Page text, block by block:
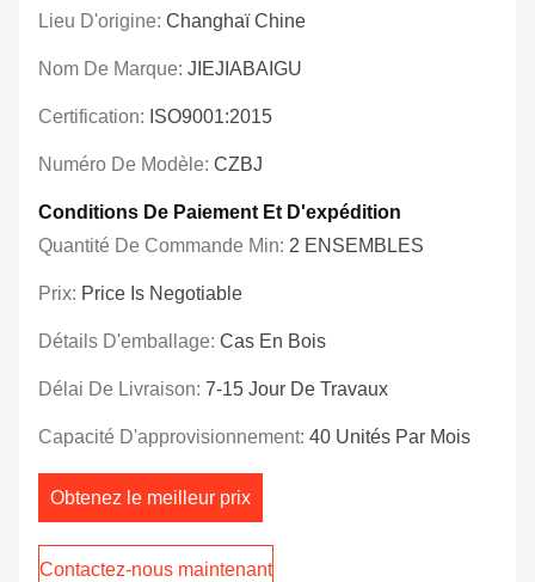
Lieu D'origine: Changhaï Chine
Nom De Marque: JIEJIABAIGU
Certification: ISO9001:2015
Numéro De Modèle: CZBJ
Conditions De Paiement Et D'expédition
Quantité De Commande Min: 2 ENSEMBLES
Prix: Price Is Negotiable
Détails D'emballage: Cas En Bois
Délai De Livraison: 7-15 Jour De Travaux
Capacité D'approvisionnement: 40 Unités Par Mois
Obtenez le meilleur prix
Contactez-nous maintenant